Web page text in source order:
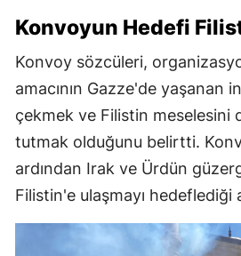
Konvoyun Hedefi
Konvoy sözcüleri,
amacının Gazze'de yaşanan
çekmek ve Filistin meselesini
tutmak olduğunu belirtti.
ardından Irak ve Ürdün
Filistin'e ulaşmayı hedeflediği